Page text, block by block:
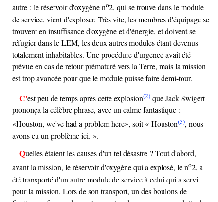
autre : le réservoir d'oxygène no2, qui se trouve dans le module
de service, vient d'exploser. Très vite, les membres d'équipage se
trouvent en insuffisance d'oxygène et d'énergie, et doivent se
réfugier dans le LEM, les deux autres modules étant devenus
totalement inhabitables. Une procédure d'urgence avait été
prévue en cas de retour prématuré vers la Terre, mais la mission
est trop avancée pour que le module puisse faire demi-tour.
C'est peu de temps après cette explosion(2) que Jack Swigert
prononça la célèbre phrase, avec un calme fantastique :
Houston, we've had a problem here , soit « Houston(3), nous
avons eu un problème ici. ».
Quelles étaient les causes d'un tel désastre ? Tout d'abord,
avant la mission, le réservoir d'oxygène qui a explosé, le no2, a
été transporté d'un autre module de service à celui qui a servi
pour la mission. Lors de son transport, un des boulons de